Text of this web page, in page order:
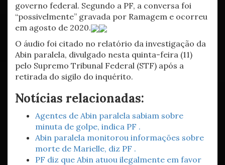
governo federal. Segundo a PF, a conversa foi
“possivelmente” gravada por Ramagem e ocorreu
em agosto de 2020.
O áudio foi citado no relatório da investigação da
Abin paralela, divulgado nesta quinta-feira (11)
pelo Supremo Tribunal Federal (STF) após a
retirada do sigilo do inquérito.
Notícias relacionadas:
Agentes de Abin paralela sabiam sobre
minuta de golpe, indica PF .
Abin paralela monitorou informações sobre
morte de Marielle, diz PF .
PF diz que Abin atuou ilegalmente em favor